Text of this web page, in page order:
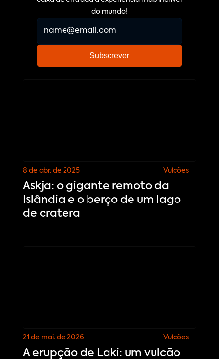
do mundo!
8 de abr. de 2025 Vulcões
Askja: o gigante remoto da
Islândia e o berço de um lago
de cratera
21 de mai. de 2026 Vulcões
A erupção de Laki: um vulcão